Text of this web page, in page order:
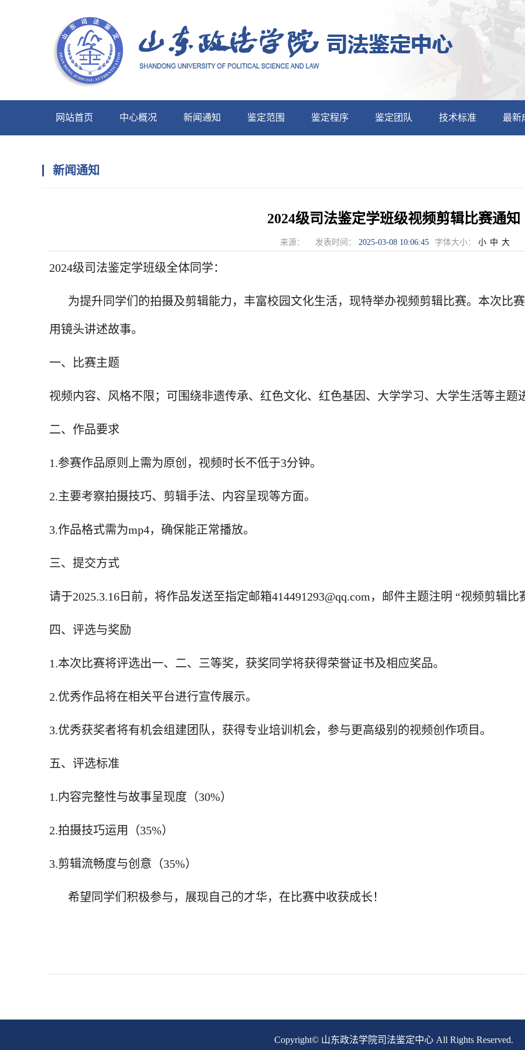
网站首页 中心概况 新闻通知 鉴定范围 鉴定程序 鉴定团队 技术标准 最新
新闻通知
2024级司法鉴定学班级视频剪辑比赛通知
来源： 发表时间： 2025-03-08 10:06:45 字体大小： 小 中 大
2024级司法鉴定学班级全体同学：
为提升同学们的拍摄及剪辑能力，丰富校园文化生活，现特举办视频剪辑比赛。本次比
用镜头讲述故事。
一、比赛主题
视频内容、风格不限；可围绕非遗传承、红色文化、红色基因、大学学习、大学生活等主题
二、作品要求
1.参赛作品原则上需为原创，视频时长不低于3分钟。
2.主要考察拍摄技巧、剪辑手法、内容呈现等方面。
3.作品格式需为mp4，确保能正常播放。
三、提交方式
请于2025.3.16日前，将作品发送至指定邮箱414491293@qq.com，邮件主题注明 “视频剪辑比
四、评选与奖励
1.本次比赛将评选出一、二、三等奖，获奖同学将获得荣誉证书及相应奖品。
2.优秀作品将在相关平台进行宣传展示。
3.优秀获奖者将有机会组建团队，获得专业培训机会，参与更高级别的视频创作项目。
五、评选标准
1.内容完整性与故事呈现度（30%）
2.拍摄技巧运用（35%）
3.剪辑流畅度与创意（35%）
希望同学们积极参与，展现自己的才华，在比赛中收获成长！
Copyright© 山东政法学院司法鉴定中心 All Rights Reserved.